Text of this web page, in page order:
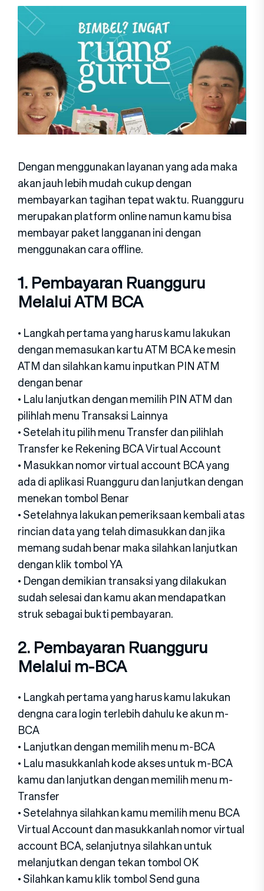
Dengan menggunakan layanan yang ada maka
akan jauh lebih mudah cukup dengan
membayarkan tagihan tepat waktu. Ruangguru
merupakan platform online namun kamu bisa
membayar paket langganan ini dengan
menggunakan cara offline.
1. Pembayaran Ruangguru
Melalui ATM BCA
• Langkah pertama yang harus kamu lakukan
dengan memasukan kartu ATM BCA ke mesin
ATM dan silahkan kamu inputkan PIN ATM
dengan benar
• Lalu lanjutkan dengan memilih PIN ATM dan
pilihlah menu Transaksi Lainnya
• Setelah itu pilih menu Transfer dan pilihlah
Transfer ke Rekening BCA Virtual Account
• Masukkan nomor virtual account BCA yang
ada di aplikasi Ruangguru dan lanjutkan dengan
menekan tombol Benar
• Setelahnya lakukan pemeriksaan kembali atas
rincian data yang telah dimasukkan dan jika
memang sudah benar maka silahkan lanjutkan
dengan klik tombol YA
• Dengan demikian transaksi yang dilakukan
sudah selesai dan kamu akan mendapatkan
struk sebagai bukti pembayaran.
2. Pembayaran Ruangguru
Melalui m-BCA
• Langkah pertama yang harus kamu lakukan
dengna cara login terlebih dahulu ke akun m-
BCA
• Lanjutkan dengan memilih menu m-BCA
• Lalu masukkanlah kode akses untuk m-BCA
kamu dan lanjutkan dengan memilih menu m-
Transfer
• Setelahnya silahkan kamu memilih menu BCA
Virtual Account dan masukkanlah nomor virtual
account BCA, selanjutnya silahkan untuk
melanjutkan dengan tekan tombol OK
• Silahkan kamu klik tombol Send guna